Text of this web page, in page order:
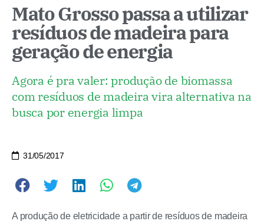
Mato Grosso passa a utilizar
resíduos de madeira para
geração de energia
Agora é pra valer: produção de biomassa
com resíduos de madeira vira alternativa na
busca por energia limpa
31/05/2017
A produção de eletricidade a partir de resíduos de madeira